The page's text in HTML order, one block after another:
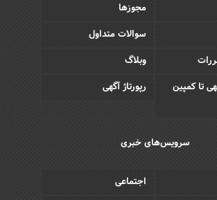
مجوزها
سوالات متداول
وبلاگ
تا کمپین
رپورتاژ آگهی
سرویس‌های خبری
اجتماعی